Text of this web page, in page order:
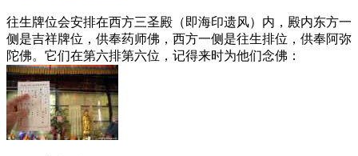
往生牌位会安排在西方三圣殿（即海印遗风）内，殿内东方一
侧是吉祥牌位，供奉药师佛，西方一侧是往生排位，供奉阿弥
陀佛。它们在第六排第六位，记得来时为他们念佛：